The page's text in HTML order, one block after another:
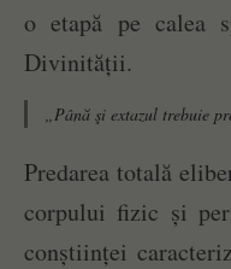
o etapă pe calea
Divinității.
„Până şi extazul trebuie
Predarea totală
corpului fizic și
conștiinței